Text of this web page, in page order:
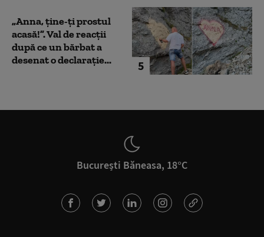
5
„Anna, ţine-ţi prostul
acasă!”. Val de reacții
după ce un bărbat a
desenat o declarație...
București Băneasa, 18°C